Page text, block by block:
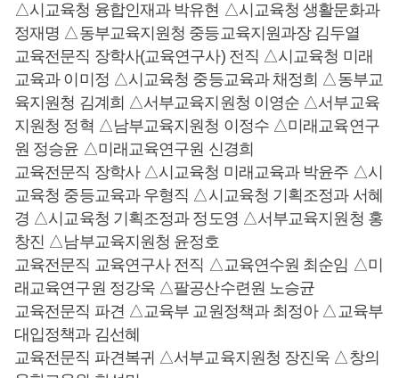
△시교육청 융합인재과 박유현 △시교육청 생활문화과
정재명 △동부교육지원청 중등교육지원과장 김두열
교육전문직 장학사(교육연구사) 전직 △시교육청 미래
교육과 이미정 △시교육청 중등교육과 채정희 △동부교
육지원청 김계희 △서부교육지원청 이영순 △서부교육
지원청 정혁 △남부교육지원청 이정수 △미래교육연구
원 정승윤 △미래교육연구원 신경희
교육전문직 장학사 △시교육청 미래교육과 박윤주 △시
교육청 중등교육과 우형직 △시교육청 기획조정과 서혜
경 △시교육청 기획조정과 정도영 △서부교육지원청 홍
창진 △남부교육지원청 윤정호
교육전문직 교육연구사 전직 △교육연수원 최순임 △미
래교육연구원 정강욱 △팔공산수련원 노승균
교육전문직 파견 △교육부 교원정책과 최정아 △교육부
대입정책과 김선혜
교육전문직 파견복귀 △서부교육지원청 장진욱 △창의